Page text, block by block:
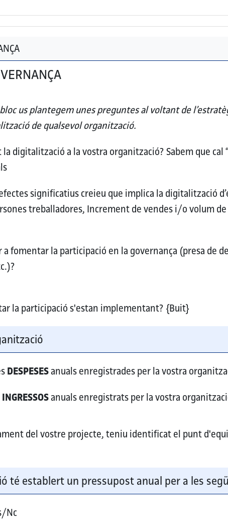
us plantegem unes preguntes al voltant de
de qualsevol organització.
digitalització a la vostra organització? Sabem que
significatius creieu que implica la digitalització
treballadores, Increment de vendes i/o volum
fomentar la participació en la governança (presa de
la participació s'estan implementant? {Buit}
DESPESESanuals enregistrades per la vostra
INGRESSOSanuals enregistrats per la vostra
del vostre projecte, teniu identificat el punt
té establert un pressupost anual per a les
Nc